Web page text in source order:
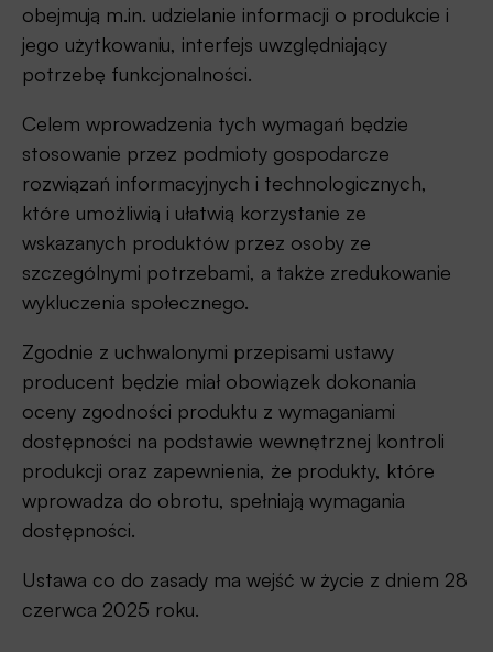
obejmują m.in. udzielanie informacji o produkcie i
jego użytkowaniu, interfejs uwzględniający
potrzebę funkcjonalności.
Celem wprowadzenia tych wymagań będzie
stosowanie przez podmioty gospodarcze
rozwiązań informacyjnych i technologicznych,
które umożliwią i ułatwią korzystanie ze
wskazanych produktów przez osoby ze
szczególnymi potrzebami, a także zredukowanie
wykluczenia społecznego.
Zgodnie z uchwalonymi przepisami ustawy
producent będzie miał obowiązek dokonania
oceny zgodności produktu z wymaganiami
dostępności na podstawie wewnętrznej kontroli
produkcji oraz zapewnienia, że produkty, które
wprowadza do obrotu, spełniają wymagania
dostępności.
Ustawa co do zasady ma wejść w życie z dniem 28
czerwca 2025 roku.